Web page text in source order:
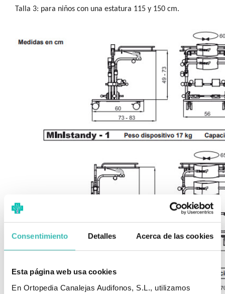
Consentimiento Detalles Acerca de las cookies
Esta página web usa cookies
En Ortopedia Canalejas Audifonos, S.L., utilizamos
Talla 3: para niños con una estatura 115 y 150 cm.